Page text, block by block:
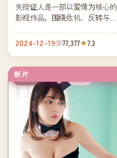
失控证人是一部以爱情为核心的
影视作品，围绕危机、反转与人
得推荐观看。
2024-12-19 77,377 7.3
新片
中国